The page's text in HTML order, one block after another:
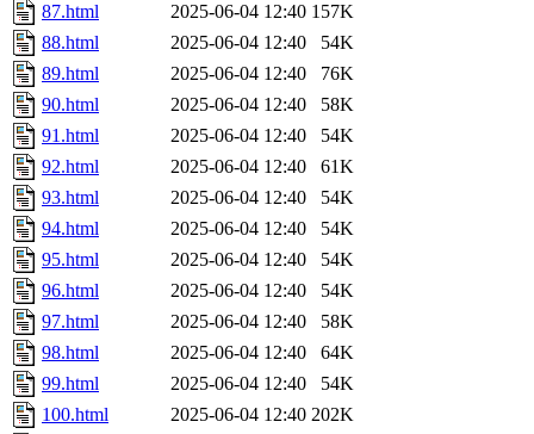
87.html
2025-06-04 12:40 157K
88.html
2025-06-04 12:40
54K
89.html
2025-06-04 12:40
76K
90.html
2025-06-04 12:40
58K
91.html
2025-06-04 12:40
54K
92.html
2025-06-04 12:40
61K
93.html
2025-06-04 12:40
54K
94.html
2025-06-04 12:40
54K
95.html
2025-06-04 12:40
54K
96.html
2025-06-04 12:40
54K
97.html
2025-06-04 12:40
58K
98.html
2025-06-04 12:40
64K
99.html
2025-06-04 12:40
54K
100.html
2025-06-04 12:40 202K